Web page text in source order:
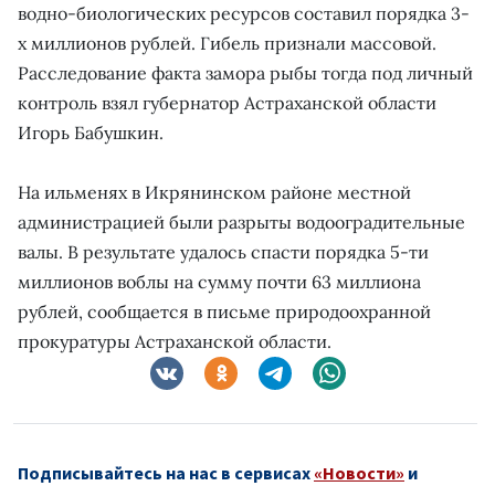
водно-биологических ресурсов составил порядка 3-
х миллионов рублей. Гибель признали массовой.
Расследование факта замора рыбы тогда под личный
контроль взял губернатор Астраханской области
Игорь Бабушкин.
На ильменях в Икрянинском районе местной
администрацией были разрыты водооградительные
валы. В результате удалось спасти порядка 5-ти
миллионов воблы на сумму почти 63 миллиона
рублей, сообщается в письме природоохранной
прокуратуры Астраханской области.
Подписывайтесь на нас в сервисах «Новости» и